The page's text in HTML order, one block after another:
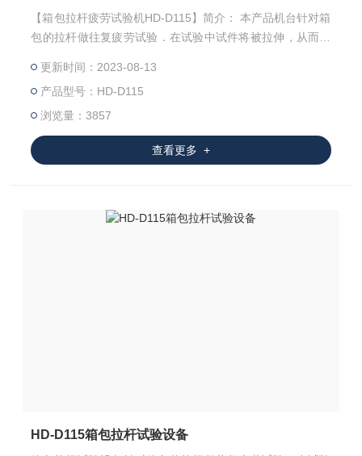
【箱包拉杆疲劳试验机HD-D115】简介： 本产品机台针对箱
包的拉杆做往复疲劳试验．在试验中试件将被拉伸，从而测
更新时间：2023-08-13
产品型号：HD-D115
浏览量：3857
查看更多 +
HD-D115箱包拉杆试验设备